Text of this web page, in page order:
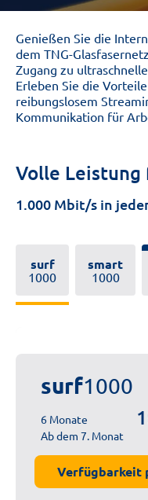
Genießen Sie die
dem TNG-
Zugang zu
Erleben Sie die
reibungslosem
Kommunikation für
Volle Leistung
1.000 Mbit/s in
surf
1000
smart
1000
surf1000
6 Monate
Ab dem 7. Monat
Verfügbarkeit